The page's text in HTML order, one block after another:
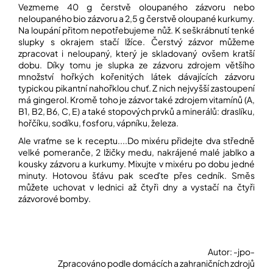
Vezmeme 40 g čerstvě oloupaného zázvoru nebo
neloupaného bio zázvoru a 2,5 g čerstvě oloupané kurkumy.
Na loupání přitom nepotřebujeme nůž. K seškrábnutí tenké
slupky s okrajem stačí lžíce. Čerstvý zázvor můžeme
zpracovat i neloupaný, který je skladovaný ovšem kratší
dobu. Díky tomu je slupka ze zázvoru zdrojem většího
množství hořkých kořenitých látek dávajících zázvoru
typickou pikantní nahořklou chuť. Z nich nejvyšší zastoupení
má gingerol. Kromě toho je zázvor také zdrojem vitamínů (A,
B1, B2, B6, C, E) a také stopových prvků a minerálů: draslíku,
hořčíku, sodíku, fosforu, vápníku, železa.
Ale vraťme se k receptu....Do mixéru přidejte dva středně
velké pomeranče, 2 lžičky medu, nakrájené malé jablko a
kousky zázvoru a kurkumy. Mixujte v mixéru po dobu jedné
minuty. Hotovou šťávu pak sceďte přes cedník. Směs
můžete uchovat v lednici až čtyři dny a vystačí na čtyři
zázvorové bomby.
Autor: -jpo-
Zpracováno podle domácích a zahraničních zdrojů